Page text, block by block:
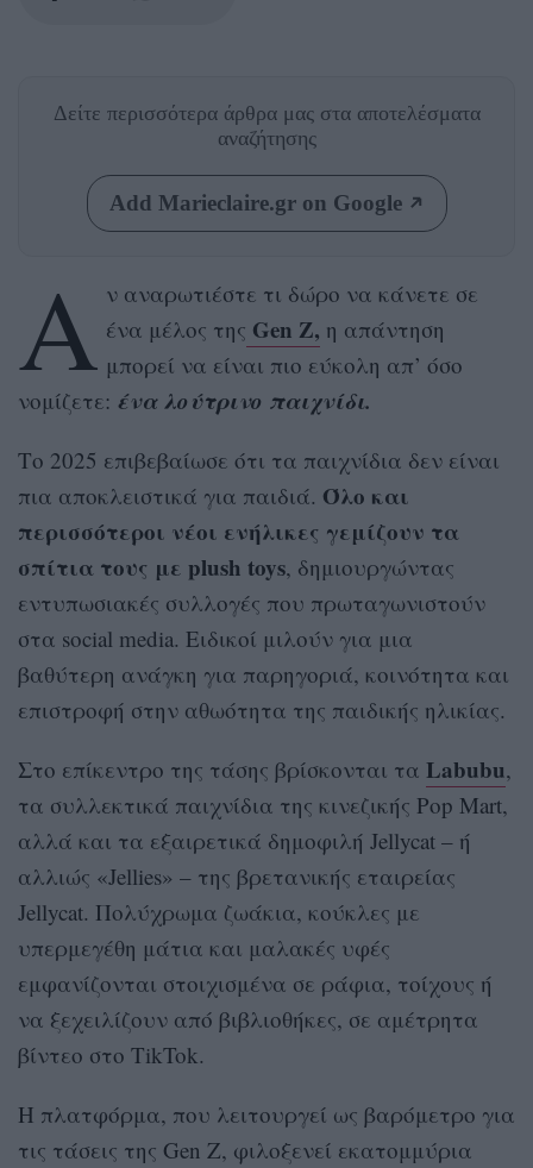
Δείτε περισσότερα άρθρα μας στα αποτελέσματα
αναζήτησης
Add Marieclaire.gr on Google
Α ν αναρωτιέστε τι δώρο να κάνετε σε
ένα μέλος της Gen Z, η απάντηση
μπορεί να είναι πιο εύκολη απ’ όσο
νομίζετε: ένα λούτρινο παιχνίδι.
Το 2025 επιβεβαίωσε ότι τα παιχνίδια δεν είναι
πια αποκλειστικά για παιδιά. Όλο και
περισσότεροι νέοι ενήλικες γεμίζουν τα
σπίτια τους με plush toys, δημιουργώντας
εντυπωσιακές συλλογές που πρωταγωνιστούν
στα social media. Ειδικοί μιλούν για μια
βαθύτερη ανάγκη για παρηγοριά, κοινότητα και
επιστροφή στην αθωότητα της παιδικής ηλικίας.
Στο επίκεντρο της τάσης βρίσκονται τα Labubu,
τα συλλεκτικά παιχνίδια της κινεζικής Pop Mart,
αλλά και τα εξαιρετικά δημοφιλή Jellycat – ή
αλλιώς «Jellies» – της βρετανικής εταιρείας
Jellycat. Πολύχρωμα ζωάκια, κούκλες με
υπερμεγέθη μάτια και μαλακές υφές
εμφανίζονται στοιχισμένα σε ράφια, τοίχους ή
να ξεχειλίζουν από βιβλιοθήκες, σε αμέτρητα
βίντεο στο TikTok.
Η πλατφόρμα, που λειτουργεί ως βαρόμετρο για
τις τάσεις της Gen Z, φιλοξενεί εκατομμύρια